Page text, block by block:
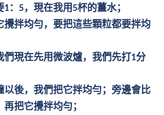
1： 5，現在我用5杯的薑水；
攪拌均勻，要把這些顆粒都要拌均
們現在先用微波爐，我們先打1分
以後，我們把它拌均勻；旁邊會比
把它攪拌均勻；